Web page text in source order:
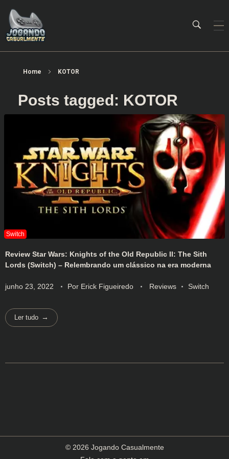
Home KOTOR
Posts tagged: KOTOR
Review Star Wars: Knights of the Old Republic II: The Sith
Lords (Switch) – Relembrando um clássico na era moderna
junho 23, 2022 Por Erick Figueiredo Reviews Switch
Ler tudo
© 2026 Jogando Casualmente